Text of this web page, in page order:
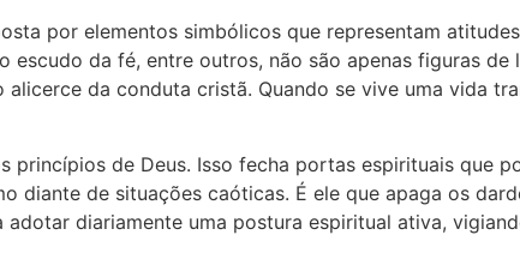
por elementos simbólicos que representam
da fé, entre outros, não são apenas figuras de
da conduta cristã. Quando se vive uma vida
de Deus. Isso fecha portas espirituais que
diante de situações caóticas. É ele que apaga os
diariamente uma postura espiritual ativa,